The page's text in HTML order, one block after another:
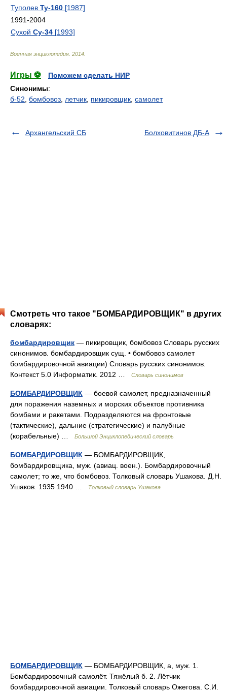
Туполев Ту-160 [1987]
1991-2004
Сухой Су-34 [1993]
Военная энциклопедия 2014
Игры ⚽
Поможем сделать НИР
Синонимы:
б-52 бомбовоз летчик пикировщик самолет
Архангельский СБ Болховитинов ДБ-А
Смотреть что такое "БОМБАРДИРОВЩИК" в других
словарях:
бомбардировщик — пикировщик, бомбовоз Словарь русских
синонимов. бомбардировщик сущ. • бомбовоз самолет
бомбардировочной авиации) Словарь русских синонимов.
Контекст 5.0 Информатик. 2012 …
Словарь синонимов
БОМБАРДИРОВЩИК — боевой самолет, предназначенный
для поражения наземных и морских объектов противника
бомбами и ракетами. Подразделяются на фронтовые
(тактические), дальние (стратегические) и палубные
(корабельные) …
Большой Энциклопедический словарь
БОМБАРДИРОВЩИК — БОМБАРДИРОВЩИК,
бомбардировщика, муж. (авиац. воен.). Бомбардировочный
самолет; то же, что бомбовоз. Толковый словарь Ушакова. Д.Н.
Ушаков. 1935 1940 …
Толковый словарь Ушакова
БОМБАРДИРОВЩИК — БОМБАРДИРОВЩИК, а, муж. 1.
Бомбардировочный самолёт. Тяжёлый б. 2. Лётчик
бомбардировочной авиации. Толковый словарь Ожегова. С.И.